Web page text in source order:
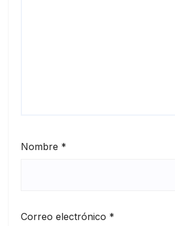
Nombre *
Correo electrónico *